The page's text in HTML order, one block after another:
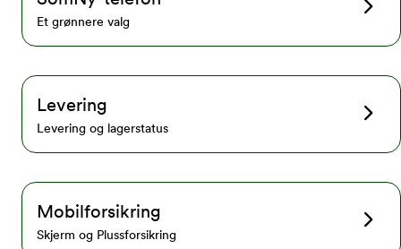
Et grønnere valg
Levering
Levering og lagerstatus
Mobilforsikring
Skjerm og Plussforsikring